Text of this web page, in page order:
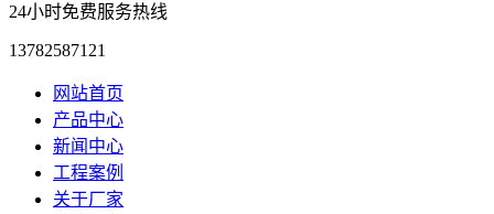
24小时免费服务热线
13782587121
网站首页
产品中心
新闻中心
工程案例
关于厂家